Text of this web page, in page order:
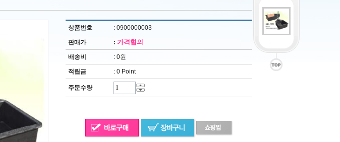
상품번호 : 0900000003
판매가 : 가격협의
배송비 : 0원
적립금 : 0 Point
주문수량